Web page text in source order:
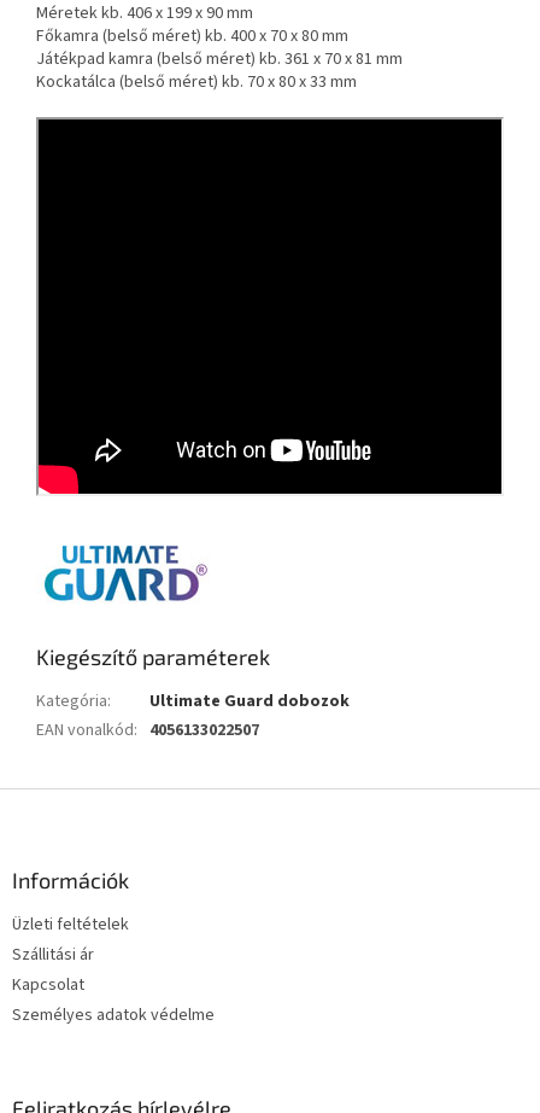
Méretek kb. 406 x 199 x 90 mm
Főkamra (belső méret) kb. 400 x 70 x 80 mm
Játékpad kamra (belső méret) kb. 361 x 70 x 81 mm
Kockatálca (belső méret) kb. 70 x 80 x 33 mm
Kiegészítő paraméterek
Kategória:
Ultimate Guard dobozok
EAN vonalkód: 4056133022507
Információk
Üzleti feltételek
Szállitási ár
Kapcsolat
Személyes adatok védelme